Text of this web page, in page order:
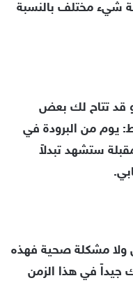
شيء مختلف بالنسبة
قد تتاح لك بعض
يوم من البرودة في
ستشهد تبدلاً
ولا مشكلة صحية فهذه
جيداً في هذا الزمن